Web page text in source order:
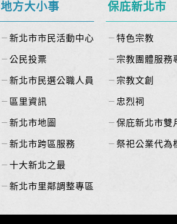
地方大小事
新北市市民活動中心
公民投票
新北市民選公職人員
區里資訊
新北市地圖
新北市跨區服務
十大新北之最
新北市里鄰調整專區
保庇新北市
特色宗教
宗教團體服務
宗教文創
忠烈祠
保庇新北市雙
祭祀公業代為